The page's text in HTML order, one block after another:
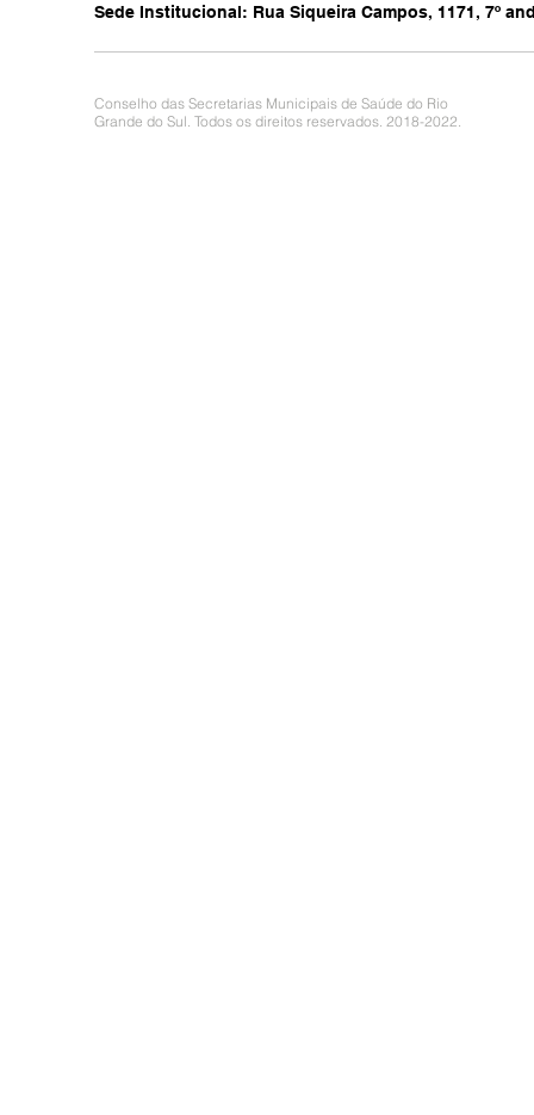
Sede Institucional: Rua Siqueira Campos, 1171, 7º
Conselho das Secretarias Municipais de Saúde do Rio
Grande do Sul. Todos os direitos reservados. 2018-2022.